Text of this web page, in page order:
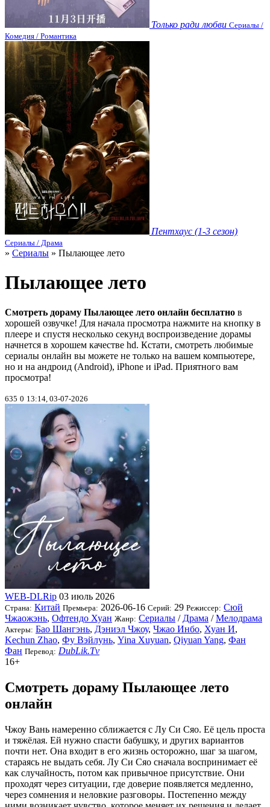
Только ради любви Сериалы /
Комедия / Романтика
Пентхаус (1-3 сезон)
Сериалы / Драма
» Сериалы » Пылающее лето
Пылающее лето
Смотреть дораму Пылающее лето онлайн бесплатно в
хорошей озвучке! Для начала просмотра нажмите на кнопку в
плеере и спустя несколько секунд воспроизведение дорамы
начнется в хорошем качестве hd. Кстати, смотреть любимые
сериалы онлайн вы можете не только на вашем компьютере,
но и на андроид (Android), iPhone и iPad. Приятного вам
просмотра!
635 0 13:14, 03-07-2026
WEB-DLRip 03 июль 2026
Страна: Китай Премьера: 2026-06-16 Серий: 29 Режиссер: Сюй
Чжаожэнь, Офтендо Хуан Жанр: Сериалы / Драма /Мелодрама
Актеры: Бао Шангэнь, Дэниэл Чжоу, Чжао Инбо, Хуан И,
Kechun Zhao, Фу Вэйлунь, Yina Xuyuan, Qiyuan Yang, Фан
Фан Перевод: DubLik.Tv
16+
Смотреть дораму Пылающее лето
онлайн
Чжоу Вань намеренно сближается с Лу Си Сяо. Её цель проста
и тяжёлая. Ей нужно спасти бабушку, и других вариантов
почти нет. Она входит в его жизнь осторожно, шаг за шагом,
стараясь не выдать себя. Лу Си Сяо сначала воспринимает её
как случайность, потом как привычное присутствие. Они
проходят через ситуации, где доверие появляется медленно,
через сомнения и неловкие разговоры. Постепенно между